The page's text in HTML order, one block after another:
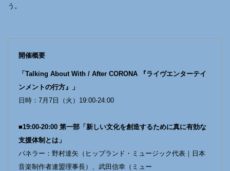
う。
開催概要
「Talking About With / After CORONA 『ライヴエンターテイ
ンメントの行方』」
日時：7月7日（火）19:00-24:00
■19:00-20:00 第一部「新しい文化を創造するために真に有効な
支援体制とは」
パネラー：野村達矢（ヒップランド・ミュージック代表｜日本
音楽制作者連盟理事長）、武田信幸（ミュー